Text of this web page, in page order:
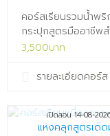
คอร์สเรียนรวมน้ำพริ
กระปุกสูตรมืออาชีพส
ทำขาย(13ส.ค.69/
3,500บาท
รายละเอียดคอร์ส
เปิดสอน 14-08-